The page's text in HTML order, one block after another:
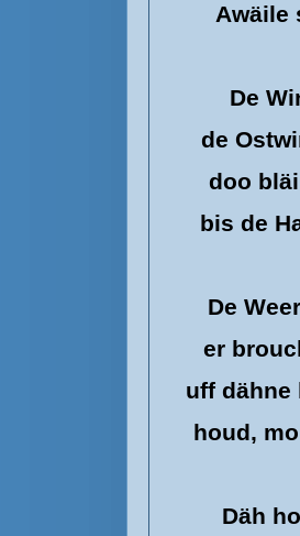
Awäile
De
de
doo
bis de
De
er
uff dähne
houd,
Däh